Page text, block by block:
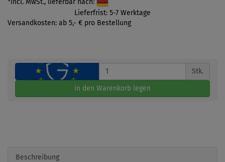
Lieferfrist: 5-7 Werktage
Versandkosten: ab 5,- € pro Bestellung
Stk.
in den Warenkorb legen
Beschreibung